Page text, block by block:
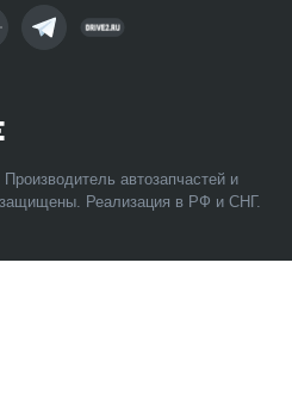
автозапчастей и
Реализация в РФ и СНГ.